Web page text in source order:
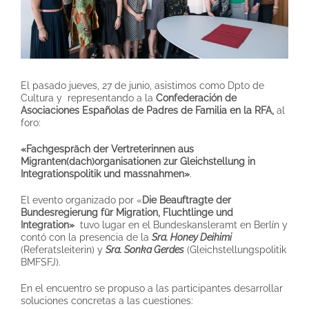
El pasado jueves, 27 de junio, asistimos como Dpto de
Cultura y representando a la Confederación de
Asociaciones Españolas de Padres de Familia en la RFA, al
foro:
«Fachgespräch der Vertreterinnen aus
Migranten(dach)organisationen zur Gleichstellung in
Integrationspolitik und massnahmen».
El evento organizado por «Die Beauftragte der
Bundesregierung für Migration, Fluchtlinge und
Integration» tuvo lugar en el Bundeskansleramt en Berlín y
contó con la presencia de la Sra. Honey Deihimi
(Referatsleiterin) y Sra. Sonka Gerdes (Gleichstellungspolitik
BMFSFJ).
En el encuentro se propuso a las participantes desarrollar
soluciones concretas a las cuestiones: